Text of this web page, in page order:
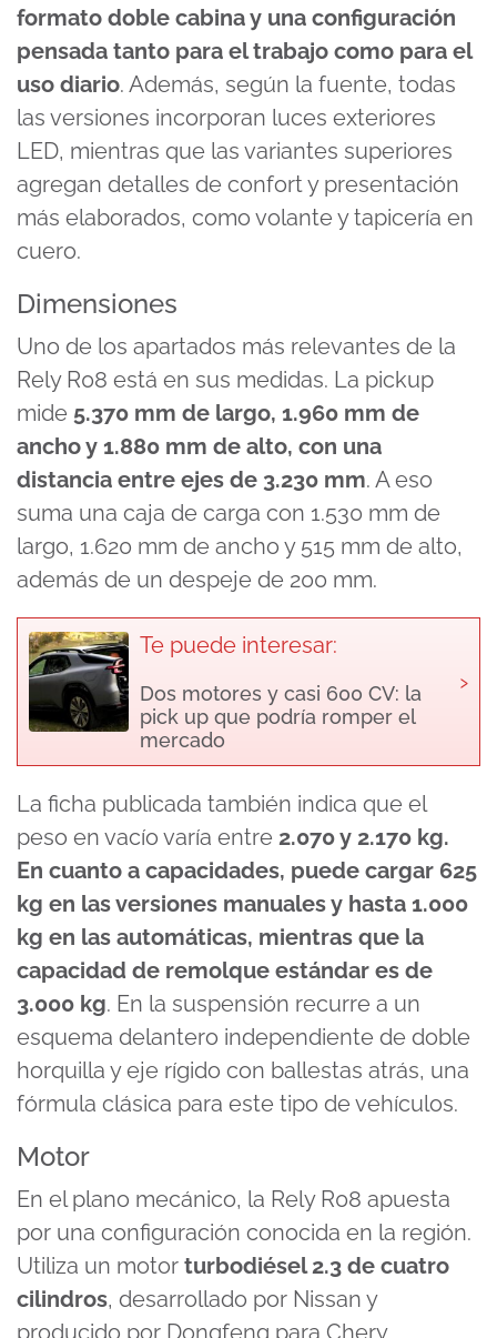
formato doble cabina y una configuración
pensada tanto para el trabajo como para el
uso diario. Además, según la fuente, todas
las versiones incorporan luces exteriores
LED, mientras que las variantes superiores
agregan detalles de confort y presentación
más elaborados, como volante y tapicería en
cuero.
Dimensiones
Uno de los apartados más relevantes de la
Rely R08 está en sus medidas. La pickup
mide 5.370 mm de largo, 1.960 mm de
ancho y 1.880 mm de alto, con una
distancia entre ejes de 3.230 mm. A eso
suma una caja de carga con 1.530 mm de
largo, 1.620 mm de ancho y 515 mm de alto,
además de un despeje de 200 mm.
Te puede interesar:
Dos motores y casi 600 CV: la
pick up que podría romper el
mercado
›
La ficha publicada también indica que el
peso en vacío varía entre 2.070 y 2.170 kg.
En cuanto a capacidades, puede cargar 625
kg en las versiones manuales y hasta 1.000
kg en las automáticas, mientras que la
capacidad de remolque estándar es de
3.000 kg. En la suspensión recurre a un
esquema delantero independiente de doble
horquilla y eje rígido con ballestas atrás, una
fórmula clásica para este tipo de vehículos.
Motor
En el plano mecánico, la Rely R08 apuesta
por una configuración conocida en la región.
Utiliza un motor turbodiésel 2.3 de cuatro
cilindros, desarrollado por Nissan y
producido por Dongfeng para Chery